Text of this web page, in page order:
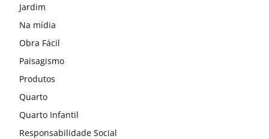
Jardim
Na mídia
Obra Fácil
Paisagismo
Produtos
Quarto
Quarto Infantil
Responsabilidade Social